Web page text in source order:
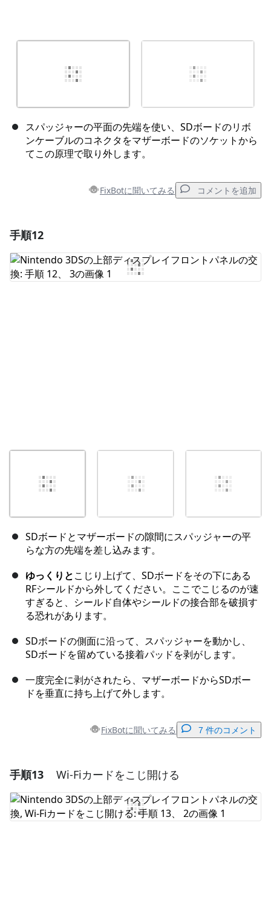
スパッジャーの平面の先端を使い、SDボードのリボ
ンケーブルのコネクタをマザーボードのソケットから
てこの原理で取り外します。
FixBotに聞いてみる コメントを追加
コメントを追加
手順12
SDボードとマザーボードの隙間にスパッジャーの平
らな方の先端を差し込みます。
ゆっくりとこじり上げて、SDボードをその下にある
RFシールドから外してください。ここでこじるのが速
すぎると、シールド自体やシールドの接合部を破損す
る恐れがあります。
SDボードの側面に沿って、スパッジャーを動かし、
SDボードを留めている接着パッドを剥がします。
一度完全に剥がされたら、マザーボードからSDボー
ドを垂直に持ち上げて外します。
FixBotに聞いてみる 7 件のコメント
コメントを追加
コメントを追加
手順13 Wi-Fiカードをこじ開ける